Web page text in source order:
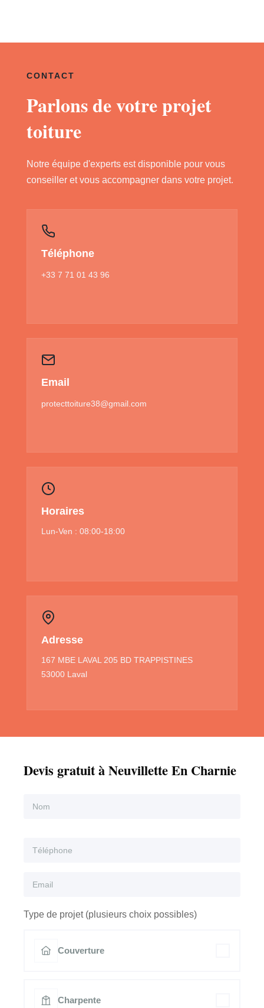
CONTACT
Parlons de votre projet
toiture
Notre équipe d'experts est disponible pour vous
conseiller et vous accompagner dans votre projet.
Téléphone
+33 7 71 01 43 96
Email
protecttoiture38@gmail.com
Horaires
Lun-Ven : 08:00-18:00
Adresse
167 MBE LAVAL 205 BD TRAPPISTINES
53000 Laval
Devis gratuit à Neuvillette En Charnie
Type de projet (plusieurs choix possibles)
Couverture
Charpente